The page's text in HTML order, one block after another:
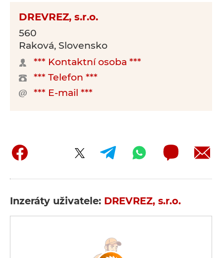
DREVREZ, s.r.o.
560
Raková, Slovensko
*** Kontaktní osoba ***
*** Telefon ***
*** E-mail ***
Inzeráty uživatele: DREVREZ, s.r.o.